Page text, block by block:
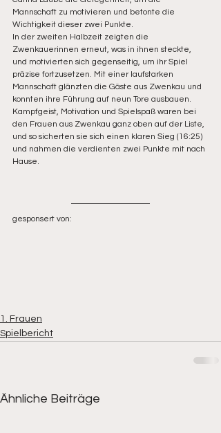
Mannschaft zu motivieren und betonte die
Wichtigkeit dieser zwei Punkte.
In der zweiten Halbzeit zeigten die
Zwenkauerinnen erneut, was in ihnen steckte,
und motivierten sich gegenseitig, um ihr Spiel
präzise fortzusetzen. Mit einer laufstarken
Mannschaft glänzten die Gäste aus Zwenkau und
konnten ihre Führung auf neun Tore ausbauen.
Kampfgeist, Motivation und Spielspaß waren bei
den Frauen aus Zwenkau ganz oben auf der Liste,
und so sicherten sie sich einen klaren Sieg (16:25)
und nahmen die verdienten zwei Punkte mit nach
Hause.
gesponsert von:
1. Frauen
Spielbericht
Ähnliche Beiträge